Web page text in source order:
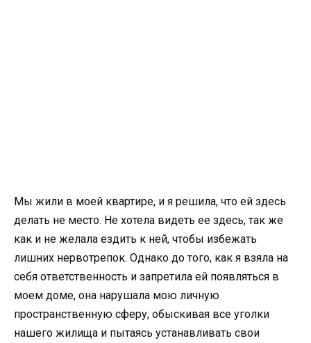
Мы жили в моей квартире, и я решила, что ей здесь
делать не место. Не хотела видеть ее здесь, так же
как и не желала ездить к ней, чтобы избежать
лишних нервотрепок. Однако до того, как я взяла на
себя ответственность и запретила ей появляться в
моем доме, она нарушала мою личную
пространственную сферу, обыскивая все уголки
нашего жилища и пытаясь устанавливать свои